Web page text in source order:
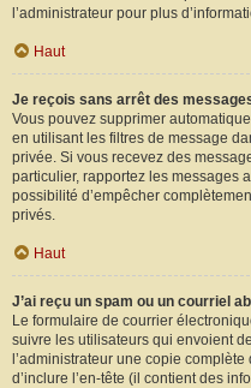
l’administrateur pour plus
Haut
Je reçois sans arrêt des
Vous pouvez supprimer
en utilisant les filtres de message
privée. Si vous recevez des
particulier, rapportez les messages
possibilité d’empêcher
privés.
Haut
J’ai reçu un spam ou un courriel
Le formulaire de courrier
suivre les utilisateurs qui envoient
l’administrateur une copie
d’inclure l’en-tête (il contient des